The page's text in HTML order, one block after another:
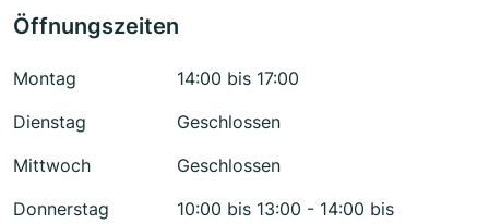
Öffnungszeiten
Montag
14:00 bis 17:00
Dienstag
Geschlossen
Mittwoch
Geschlossen
Donnerstag
10:00 bis 13:00 - 14:00 bis